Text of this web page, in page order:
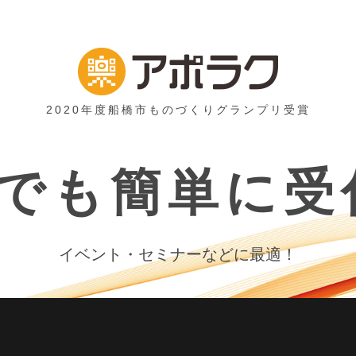
2020年度船橋市ものづくりグランプリ受賞
も簡単に受
イベント・セミナーなどに最適！